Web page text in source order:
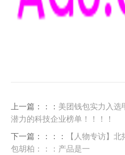
上一篇：：： 美团钱包实力入
潜力的科技企业榜单！！！！
下一篇：：：：
【人物专访】
包胡柏：：：产品是一